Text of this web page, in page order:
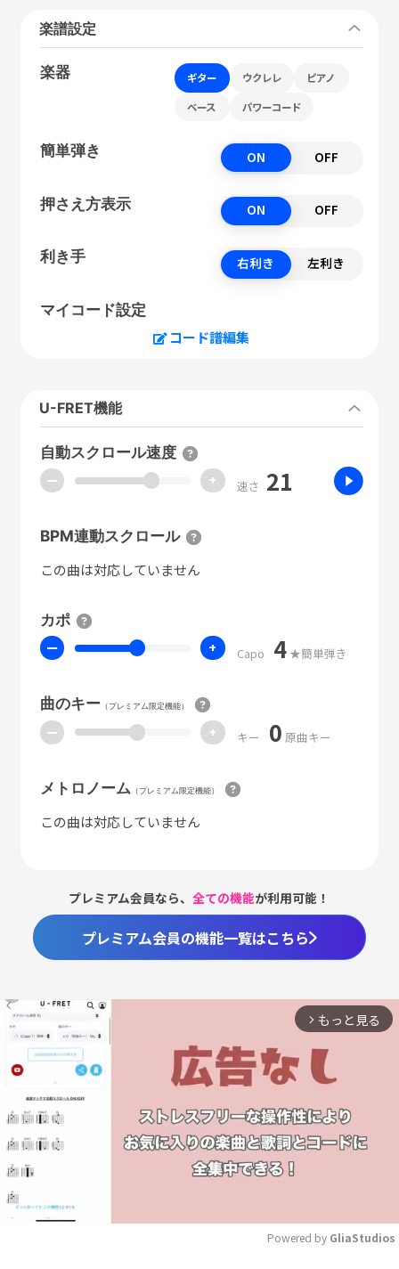
楽譜設定
楽器 ギター ウクレレ ピアノ
ベース パワーコード
簡単弾き ON OFF
押さえ方表示 ON OFF
利き手 右利き 左利き
マイコード設定
コード譜編集
U-FRET機能
自動スクロール速度
ー + 速さ 21
BPM連動スクロール
この曲は対応していません
カポ
ー + Capo 4 ★簡単弾き
曲のキー（プレミアム限定機能）
ー + キー 0 原曲キー
メトロノーム （プレミアム限定機能）
この曲は対応していません
プレミアム会員なら、全ての機能が利用可能！
プレミアム会員の機能一覧はこちら
arrow_forward_ios もっと見る
Powered by GliaStudios